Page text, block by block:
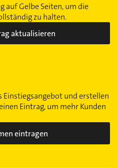
auf Gelbe Seiten, um die
zu halten.
aktualisieren
Einstiegsangebot und erstellen
Eintrag, um mehr Kunden
eintragen